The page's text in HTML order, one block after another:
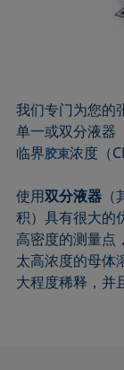
我们专门为您的
单一或双分液器
临界胶束浓度（
使用双分液器
积）具有很大的
高密度的测量点
太高浓度的母体
大程度稀释，并